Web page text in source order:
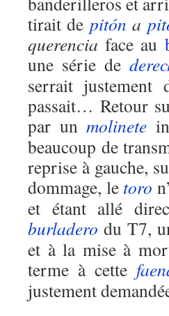
tirait de pitón a
querencia face au
une série de
serrait
passait… Retour
par unmolinete
beaucoup de
reprise à gauche,
dommage, le toro
et étant allé
burladero du T7,
et à la mise à
terme à cette
justement